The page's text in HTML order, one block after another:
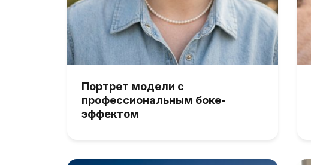
Портрет модели с
профессиональным боке-
эффектом